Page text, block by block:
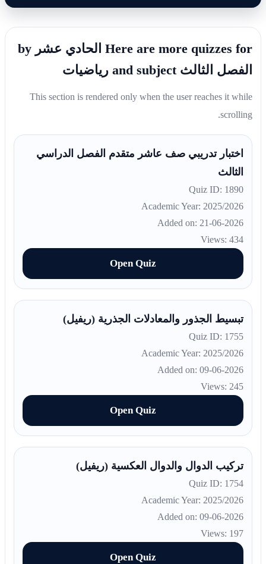
Here are more quizzes for الحادي عشر by
الفصل الثالث and subject رياضيات
This section is rendered only when the user reaches it while
scrolling.
اختبار تدريبي صف عاشر متقدم الفصل الدراسي
الثالث
Quiz ID: 1890
Academic Year: 2025/2026
Added on: 21-06-2026
Views: 434
Open Quiz
تبسيط الجذور والمعادلات الجذرية (ريفيل)
Quiz ID: 1755
Academic Year: 2025/2026
Added on: 09-06-2026
Views: 245
Open Quiz
تركيب الدوال والدوال العكسية (ريفيل)
Quiz ID: 1754
Academic Year: 2025/2026
Added on: 09-06-2026
Views: 197
Open Quiz